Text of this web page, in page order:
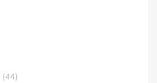
(44)